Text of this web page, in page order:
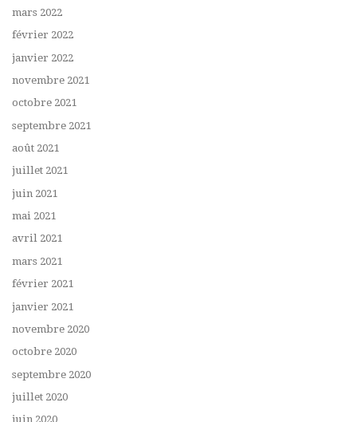
mars 2022
février 2022
janvier 2022
novembre 2021
octobre 2021
septembre 2021
août 2021
juillet 2021
juin 2021
mai 2021
avril 2021
mars 2021
février 2021
janvier 2021
novembre 2020
octobre 2020
septembre 2020
juillet 2020
juin 2020